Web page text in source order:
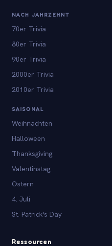
NACH JAHRZEHNT
70er Trivia
80er Trivia
90er Trivia
2000er Trivia
2010er Trivia
SAISONAL
Weihnachten
Halloween
Thanksgiving
Valentinstag
Ostern
4. Juli
St. Patrick's Day
Ressourcen